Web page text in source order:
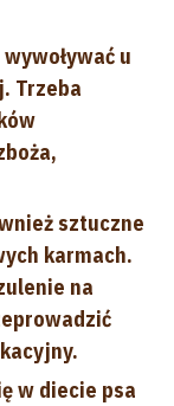
u
Trzeba
sztuczne
karmach.
na
w diecie psa